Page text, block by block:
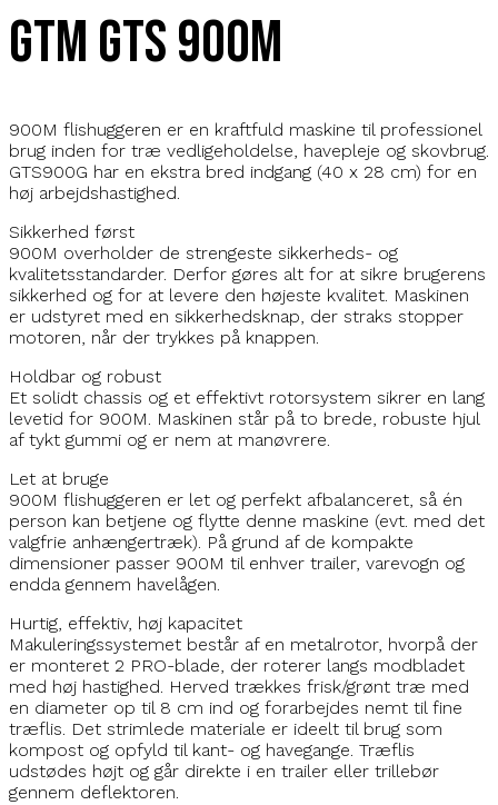
GTM GTS 900M
900M flishuggeren er en kraftfuld maskine til professionel
brug inden for træ vedligeholdelse, havepleje og skovbrug.
GTS900G har en ekstra bred indgang (40 x 28 cm) for en
høj arbejdshastighed.
Sikkerhed først
900M overholder de strengeste sikkerheds- og
kvalitetsstandarder. Derfor gøres alt for at sikre brugerens
sikkerhed og for at levere den højeste kvalitet. Maskinen
er udstyret med en sikkerhedsknap, der straks stopper
motoren, når der trykkes på knappen.
Holdbar og robust
Et solidt chassis og et effektivt rotorsystem sikrer en lang
levetid for 900M. Maskinen står på to brede, robuste hjul
af tykt gummi og er nem at manøvrere.
Let at bruge
900M flishuggeren er let og perfekt afbalanceret, så én
person kan betjene og flytte denne maskine (evt. med det
valgfrie anhængertræk). På grund af de kompakte
dimensioner passer 900M til enhver trailer, varevogn og
endda gennem havelågen.
Hurtig, effektiv, høj kapacitet
Makuleringssystemet består af en metalrotor, hvorpå der
er monteret 2 PRO-blade, der roterer langs modbladet
med høj hastighed. Herved trækkes frisk/grønt træ med
en diameter op til 8 cm ind og forarbejdes nemt til fine
træflis. Det strimlede materiale er ideelt til brug som
kompost og opfyld til kant- og havegange. Træflis
udstødes højt og går direkte i en trailer eller trillebør
gennem deflektoren.